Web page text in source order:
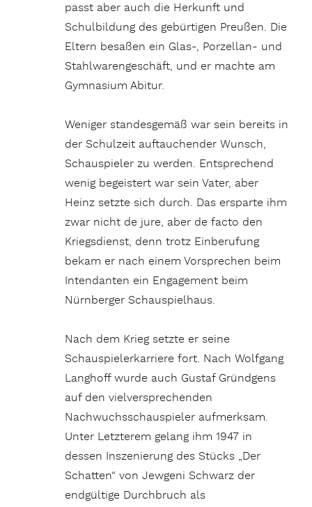
passt aber auch die Herkunft und
Schulbildung des gebürtigen Preußen. Die
Eltern besaßen ein Glas-, Porzellan- und
Stahlwarengeschäft, und er machte am
Gymnasium Abitur.
Weniger standesgemäß war sein bereits in
der Schulzeit auftauchender Wunsch,
Schauspieler zu werden. Entsprechend
wenig begeistert war sein Vater, aber
Heinz setzte sich durch. Das ersparte ihm
zwar nicht de jure, aber de facto den
Kriegsdienst, denn trotz Einberufung
bekam er nach einem Vorsprechen beim
Intendanten ein Engagement beim
Nürnberger Schauspielhaus.
Nach dem Krieg setzte er seine
Schauspielerkarriere fort. Nach Wolfgang
Langhoff wurde auch Gustaf Gründgens
auf den vielversprechenden
Nachwuchsschauspieler aufmerksam.
Unter Letzterem gelang ihm 1947 in
dessen Inszenierung des Stücks „Der
Schatten“ von Jewgeni Schwarz der
endgültige Durchbruch als